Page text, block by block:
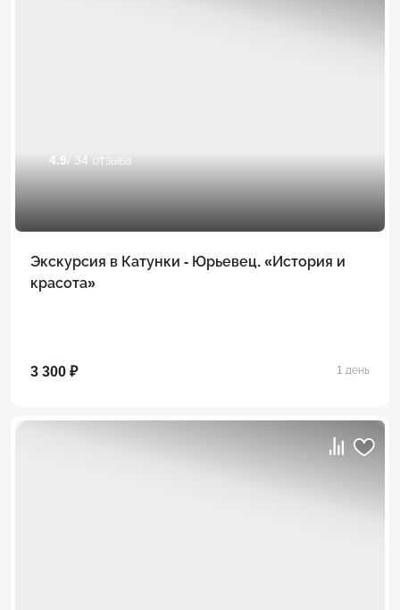
4.9/ 34 отзыва
Экскурсия в Катунки - Юрьевец. «История и
красота»
3 300 ₽ 1 день